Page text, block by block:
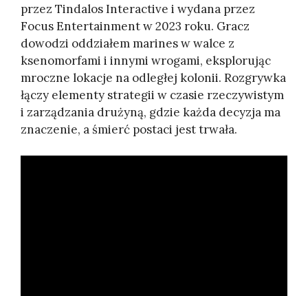
przez Tindalos Interactive i wydana przez
Focus Entertainment w 2023 roku. Gracz
dowodzi oddziałem marines w walce z
ksenomorfami i innymi wrogami, eksplorując
mroczne lokacje na odległej kolonii. Rozgrywka
łączy elementy strategii w czasie rzeczywistym
i zarządzania drużyną, gdzie każda decyzja ma
znaczenie, a śmierć postaci jest trwała.